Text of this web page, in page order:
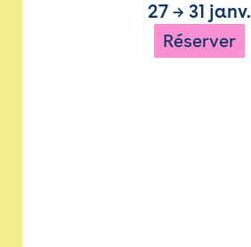
27 → 31 janv.
Réserver